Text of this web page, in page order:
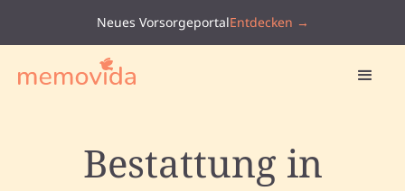
Neues VorsorgeportalEntdecken →
Bestattung in